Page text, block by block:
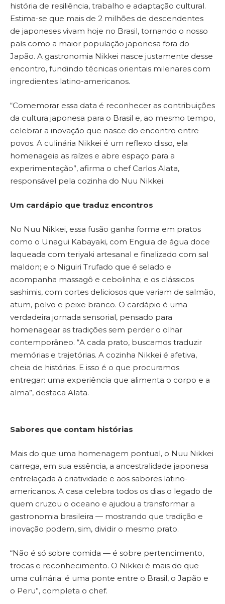
história de resiliência, trabalho e adaptação cultural.
Estima-se que mais de 2 milhões de descendentes
de japoneses vivam hoje no Brasil, tornando o nosso
país como a maior população japonesa fora do
Japão. A gastronomia Nikkei nasce justamente desse
encontro, fundindo técnicas orientais milenares com
ingredientes latino-americanos.
“Comemorar essa data é reconhecer as contribuições
da cultura japonesa para o Brasil e, ao mesmo tempo,
celebrar a inovação que nasce do encontro entre
povos. A culinária Nikkei é um reflexo disso, ela
homenageia as raízes e abre espaço para a
experimentação”, afirma o chef Carlos Alata,
responsável pela cozinha do Nuu Nikkei.
Um cardápio que traduz encontros
No Nuu Nikkei, essa fusão ganha forma em pratos
como o Unagui Kabayaki, com Enguia de água doce
laqueada com teriyaki artesanal e finalizado com sal
maldon; e o Niguiri Trufado que é selado e
acompanha massagô e cebolinha; e os clássicos
sashimis, com cortes deliciosos que variam de salmão,
atum, polvo e peixe branco. O cardápio é uma
verdadeira jornada sensorial, pensado para
homenagear as tradições sem perder o olhar
contemporâneo. “A cada prato, buscamos traduzir
memórias e trajetórias. A cozinha Nikkei é afetiva,
cheia de histórias. E isso é o que procuramos
entregar: uma experiência que alimenta o corpo e a
alma”, destaca Alata.
Sabores que contam histórias
Mais do que uma homenagem pontual, o Nuu Nikkei
carrega, em sua essência, a ancestralidade japonesa
entrelaçada à criatividade e aos sabores latino-
americanos. A casa celebra todos os dias o legado de
quem cruzou o oceano e ajudou a transformar a
gastronomia brasileira — mostrando que tradição e
inovação podem, sim, dividir o mesmo prato.
“Não é só sobre comida — é sobre pertencimento,
trocas e reconhecimento. O Nikkei é mais do que
uma culinária: é uma ponte entre o Brasil, o Japão e
o Peru”, completa o chef.